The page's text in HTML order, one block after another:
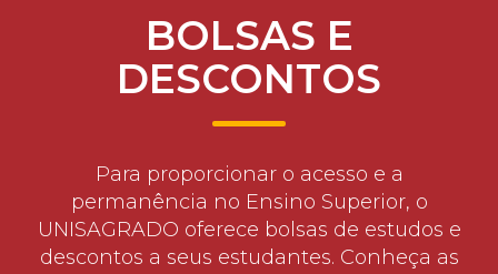
BOLSAS E
DESCONTOS
Para proporcionar o acesso e a
permanência no Ensino Superior, o
UNISAGRADO oferece bolsas de estudos e
descontos a seus estudantes. Conheça as